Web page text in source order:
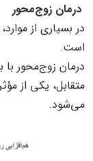
درمان زوج‌محور
در بسیاری از
است.
درمان زوج‌محور
متقابل، یکی از
می‌شود.